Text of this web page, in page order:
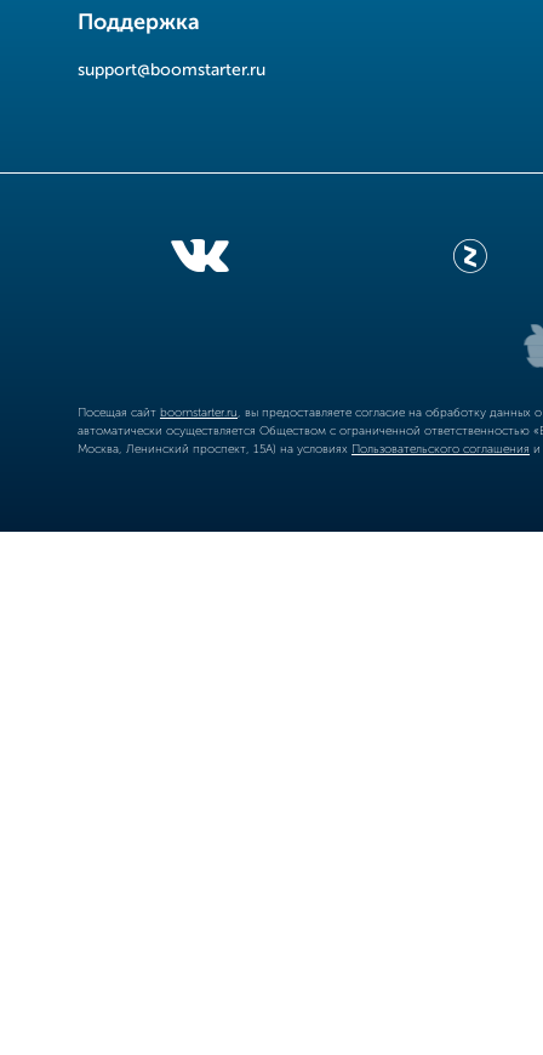
Поддержка
support@boomstarter.ru
Посещая сайт boomstarter.ru , вы предоставляете согласие на обработку
автоматически осуществляется Обществом с ограниченной
Москва, Ленинский проспект, 15А) на условиях Пользовательского соглашения и